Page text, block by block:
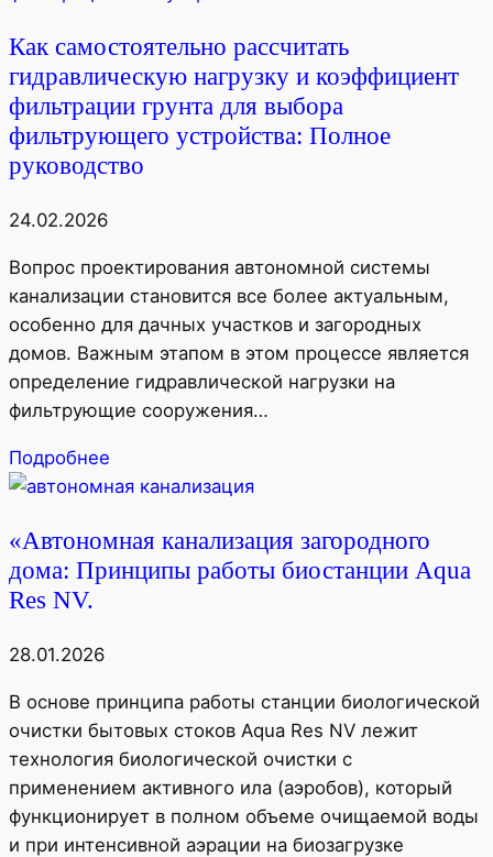
Как самостоятельно рассчитать
гидравлическую нагрузку и коэффициент
фильтрации грунта для выбора
фильтрующего устройства: Полное
руководство
24.02.2026
Вопрос проектирования автономной системы
канализации становится все более актуальным,
особенно для дачных участков и загородных
домов. Важным этапом в этом процессе является
определение гидравлической нагрузки на
фильтрующие сооружения…
Подробнее
«Автономная канализация загородного
дома: Принципы работы биостанции Aqua
Res NV.
28.01.2026
В основе принципа работы станции биологической
очистки бытовых стоков Aqua Res NV лежит
технология биологической очистки с
применением активного ила (аэробов), который
функционирует в полном объеме очищаемой воды
и при интенсивной аэрации на биозагрузке